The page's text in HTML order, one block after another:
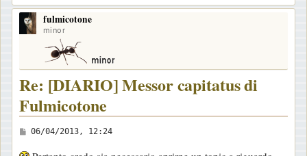
o
fulmicotone
minor
Re: [DIARIO] Messor capitatus di
Fulmicotone
M
06/04/2013, 12:24